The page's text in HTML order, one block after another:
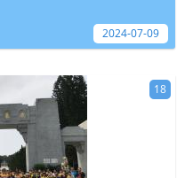
2024-07-09
18